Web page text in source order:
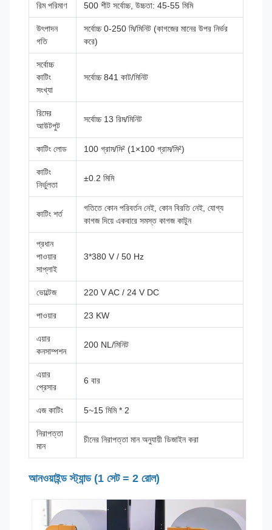
রিম পরিমাণ 500 শীট সর্বোচ্চ, উচ্চতা: 45-55 মিমি
উৎপাদন
গতি
সর্বোচ্চ 0-250 মি/মিনিট (কাগজের মানের উপর নির্ভর
করে)
সর্বোচ্চ
কাটিং
সংখ্যা
সর্বোচ্চ 841 কাট/মিনিট
রিমের
আউটপুট
সর্বোচ্চ 13 রিম/মিনিট
কাটিং লোড 100 গ্রাম/মি² (1×100 গ্রাম/মি²)
কাটিং
নির্ভুলতা
±0.2 মিমি
কাটিং শর্ত
গতিতে কোন পরিবর্তন নেই, কোন বিরতি নেই, যোগ্য
কাগজ দিয়ে একবারে সমস্ত কাগজ কাটুন
প্রধান
পাওয়ার
সাপ্লাই
3*380 V / 50 Hz
ভোল্টেজ 220 V AC / 24 V DC
পাওয়ার 23 KW
এয়ার
কনসাম্পশন
200 NL/মিনিট
এয়ার
প্রেসার
6 বার
এজ কাটিং 5~15 মিমি * 2
নিরাপত্তা
মান
চীনের নিরাপত্তা মান অনুযায়ী ডিজাইন করা
আনওয়াইন্ড স্ট্যান্ড (1 সেট = 2 রোল)